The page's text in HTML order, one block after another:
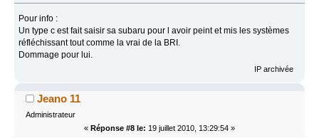
Pour info :
Un type c est fait saisir sa subaru pour l avoir peint et mis les systèmes
réfléchissant tout comme la vrai de la BRI.
Dommage pour lui.
IP archivée
Jeano 11
Administrateur
« Réponse #8 le: 19 juillet 2010, 13:29:54 »